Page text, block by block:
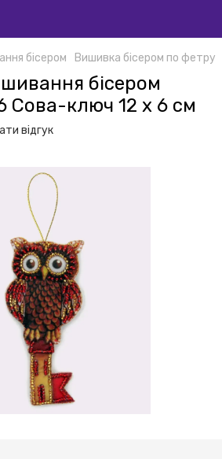
бісером Вишивка бісером по фетру
бісером
Сова-ключ 12 х 6 см
відгук